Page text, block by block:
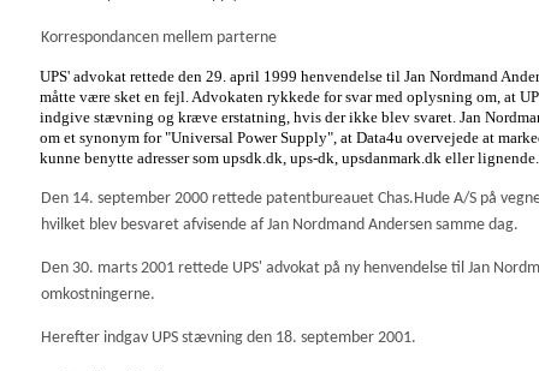
Korrespondancen mellem parterne
UPS' advokat rettede den 29. april 1999 henvendelse til Jan Nordmand
måtte være sket en fejl. Advokaten rykkede for svar med oplysning om, at
indgive stævning og kræve erstatning, hvis der ikke blev svaret. Jan
om et synonym for "Universal Power Supply", at Data4u overvejede at
kunne benytte adresser som upsdk.dk, ups-dk, upsdanmark.dk eller
Den 14. september 2000 rettede patentbureauet Chas.Hude A/S på
hvilket blev besvaret afvisende af Jan Nordmand Andersen samme dag.
Den 30. marts 2001 rettede UPS' advokat på ny henvendelse til Jan
omkostningerne.
Herefter indgav UPS stævning den 18. september 2001.